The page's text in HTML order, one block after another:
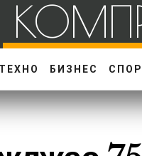
ТЕХНО БИЗНЕС